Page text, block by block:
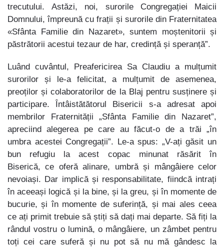
trecutului. Astăzi, noi, surorile Congregației Maicii
Domnului, împreună cu frații și surorile din Fraternitatea
«Sfânta Familie din Nazaret», suntem moștenitorii și
păstrătorii acestui tezaur de har, credință și speranță”.
Luând cuvântul, Preafericirea Sa Claudiu a mulțumit
surorilor și le-a felicitat, a mulțumit de asemenea,
preoților și colaboratorilor de la Blaj pentru susținere și
participare. Întâistătătorul Bisericii s-a adresat apoi
membrilor Fraternității „Sfânta Familie din Nazaret”,
apreciind alegerea pe care au făcut-o de a trăi „în
umbra acestei Congregații”. Le-a spus: „V-ați găsit un
bun refugiu la acest copac minunat răsărit în
Biserică, ce oferă alinare, umbră și mângâiere celor
nevoiași. Dar implică și responsabilitate, fiindcă intrați
în aceeași logică și la bine, și la greu, și în momente de
bucurie, și în momente de suferință, și mai ales ceea
ce ați primit trebuie să știți să dați mai departe. Să fiți la
rândul vostru o lumină, o mângâiere, un zâmbet pentru
toți cei care suferă și nu pot să nu mă gândesc la